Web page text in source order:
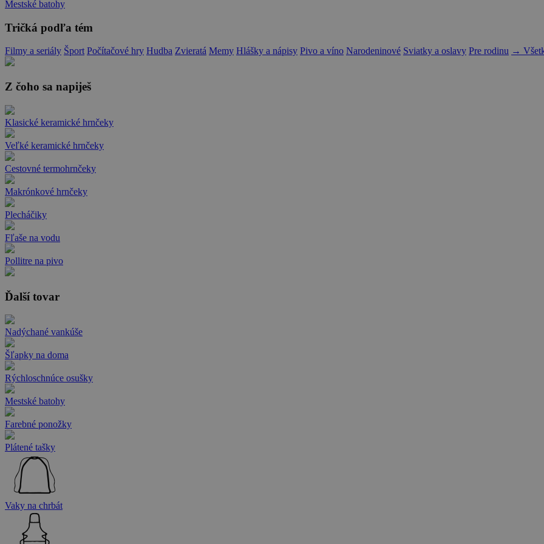
Mestské batohy
Tričká podľa tém
Filmy a seriály Šport Počítačové hry Hudba Zvieratá Memy Hlášky a nápisy Pivo a víno Narodeninové Sviatky a oslavy Pre rodinu →
Z čoho sa napiješ
Klasické keramické hrnčeky
Veľké keramické hrnčeky
Cestovné termohrnčeky
Makrónkové hrnčeky
Plecháčiky
Fľaše na vodu
Pollitre na pivo
Ďalší tovar
Nadýchané vankúše
Šľapky na doma
Rýchloschnúce osušky
Mestské batohy
Farebné ponožky
Plátené tašky
Vaky na chrbát